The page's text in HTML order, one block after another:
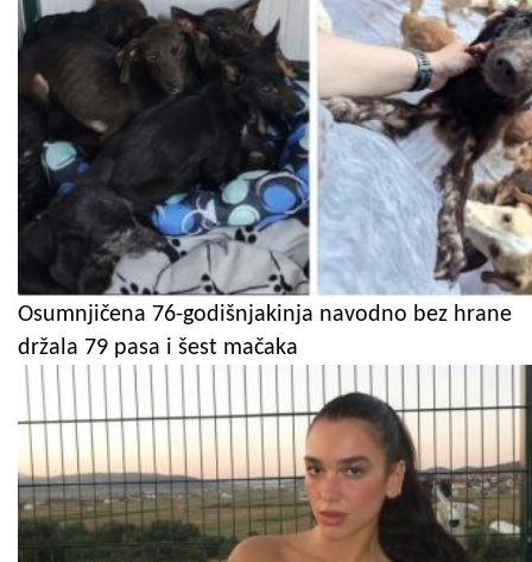
Osumnjičena 76-godišnjakinja navodno bez hrane
držala 79 pasa i šest mačaka